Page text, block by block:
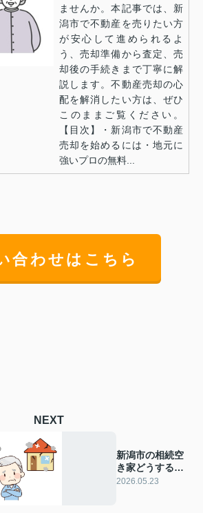
ませんか。本記事では、新
潟市で不動産を売りたい方
が安心して進められるよ
う、売却準備から査定、売
却後の手続きまで丁寧に解
説します。不動産売却の心
配を解消したい方は、ぜひ
このままご覧ください。
【目次】・新潟市で不動産
売却を始めるには・地元に
強いプロの無料...
合わせはこちら
NEXT
新潟市の相続空
き家どうする？
活用方法と相談
2026.05.23